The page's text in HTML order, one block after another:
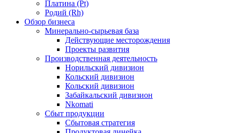
Платина (Pt)
Родий (Rh)
Обзор бизнеса
Минерально-сырьевая база
Действующие месторождения
Проекты развития
Производственная деятельность
Норильский дивизион
Кольский дивизион
Кольский дивизион
Забайкальский дивизион
Nkomati
Сбыт продукции
Сбытовая стратегия